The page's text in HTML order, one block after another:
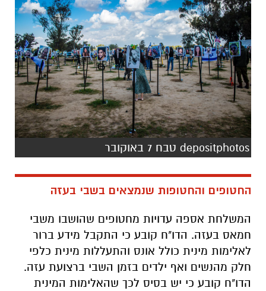
depositphotos טבח 7 באוקובר
החטופים והחטופות שנמצאים בשבי בעזה
המשלחת אספה עדויות מחטופים שהושבו משבי
חמאס בעזה. הדו"ח קובע כי התקבל מידע ברור
לאלימות מינית כולל אונס והתעללות מינית כלפי
חלק מהנשים ואף ילדים בזמן השבי ברצועת עזה.
הדו"ח קובע כי יש בסיס לכך שהאלימות המינית